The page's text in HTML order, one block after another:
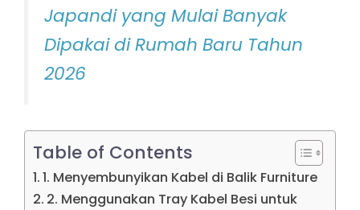
Japandi yang Mulai Banyak
Dipakai di Rumah Baru Tahun
2026
Table of Contents
1. Menyembunyikan Kabel di Balik Furniture
2. Menggunakan Tray Kabel Besi untuk